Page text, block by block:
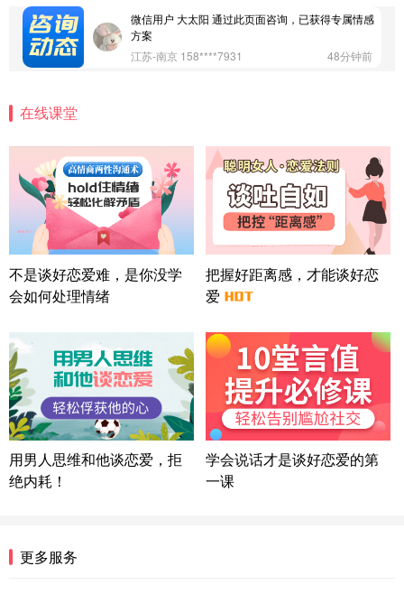
微信用户 大太阳 通过此页面咨询，已获得专属情感
方案
江苏-南京 158****7931
48分钟前
情感方案
北京-朝阳 151****3189
22分钟前
微信用户 巧?媚儿 通过此页面咨询，已获得专属情感
方案
上海-浦东 177****9074
56分钟前
微信用户 Liberty 通过此页面咨询，已获得专属情感
方案
广东-广州 188****5632
湖北-武汉 135****7410
41分钟前
微信用户 困困魚? 通过此页面咨询，已获得专属情感
方案
陕西-西安 139****6283
3分钟前
情感方案
浙江-宁波 150****8921
在线课堂
不是谈好恋爱难，是你没学
会如何处理情绪
把握好距离感，才能谈好恋
爱
用男人思维和他谈恋爱，拒
绝内耗！
学会说话才是谈好恋爱的第
一课
更多服务